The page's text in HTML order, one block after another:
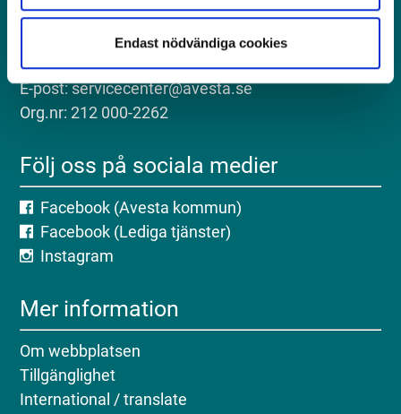
Endast nödvändiga cookies
Postadress: Avesta kommun, 774 81 Avesta
Besöksadress: Kungsgatan 18, Avesta
Telefon: 0226-64 50 00
E-post: servicecenter@avesta.se
Org.nr: 212 000-2262
Följ oss på sociala medier
Facebook (Avesta kommun)
Facebook (Lediga tjänster)
Instagram
Mer information
Om webbplatsen
Tillgänglighet
International / translate